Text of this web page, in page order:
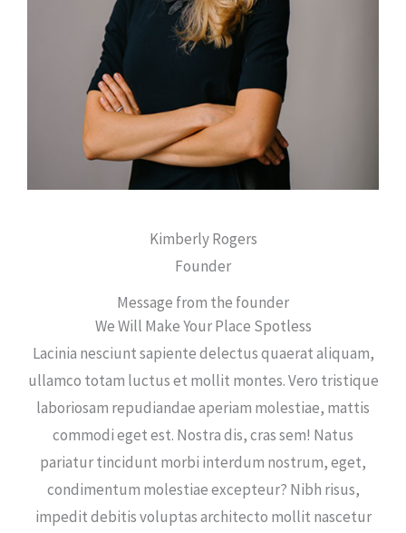
Kimberly Rogers
Founder
Message from the founder
We Will Make Your Place Spotless
Lacinia nesciunt sapiente delectus quaerat aliquam,
ullamco totam luctus et mollit montes. Vero tristique
laboriosam repudiandae aperiam molestiae, mattis
commodi eget est. Nostra dis, cras sem! Natus
pariatur tincidunt morbi interdum nostrum, eget,
condimentum molestiae excepteur? Nibh risus,
impedit debitis voluptas architecto mollit nascetur